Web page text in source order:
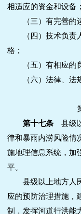
相适应的资金和设备；
（三）有完善的运
（四）技术负责人
格；
（五）有相应的良
（六）法律、法规
第十七条 县级
律和暴雨内涝风险情
施地理信息系统，加
平。
县级以上地方人民
应的预防治理措施，
制，发挥河道行洪能